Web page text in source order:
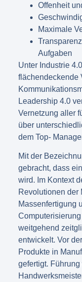
Offenheit
Maximale
Aufgaben
Unter Industrie
flächendeckende
Leadership 4.0
Vernetzung aller
über
dem Top-
Mit der
gebracht, dass
wird. Im Kontext
Revolutionen der
Massenfertigung
weitgehend
entwickelt. Vor
Produkte in
gefertigt.